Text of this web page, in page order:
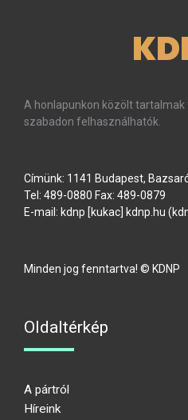
A honlapunkon közölt tartalmak
szabadon felhasználhatók.
Címünk: 1141 Budapest,
Tel: 489-0880 Fax: 489-0879
E-mail: kdnp [kukac] kdnp hu
Minden jog fenntartva! © KDNP
Oldaltérkép
A pártról
Híreink